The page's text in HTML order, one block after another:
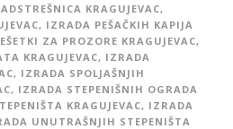
KRAGUJEVAC,
, IZRADA PEŠAČKIH KAPIJA
ZA PROZORE KRAGUJEVAC,
KRAGUJEVAC, IZRADA
, IZRADA SPOLJAŠNJIH
, IZRADA STEPENIŠNIH OGRADA
KRAGUJEVAC, IZRADA
UNUTRAŠNJIH STEPENIŠTA